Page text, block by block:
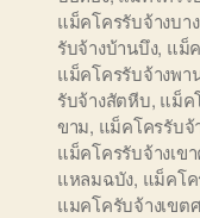
แม็คโครรับจ้างบา
รับจ้างบ้านบึง, แม็
แม็คโครรับจ้างพา
รับจ้างสัตหีบ, แม็ค
ขาม, แม็คโครรับจ้
แม็คโครรับจ้างเข
แหลมฉบัง, แม็คโค
แมคโครับจ้างเขต